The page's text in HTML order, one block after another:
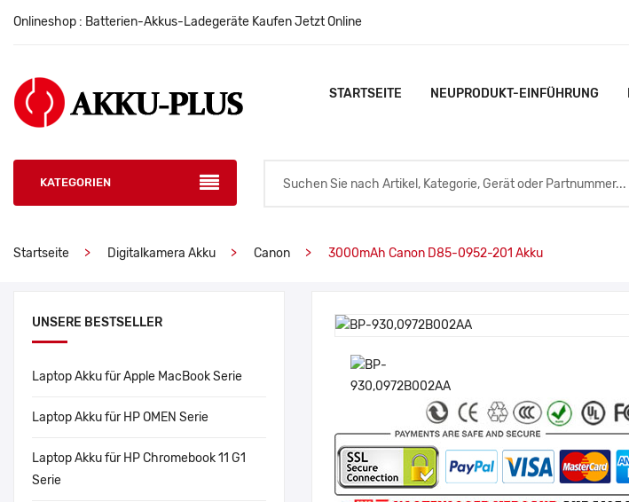
Onlineshop : Batterien-Akkus-Ladegeräte Kaufen Jetzt Online
STARTSEITE NEUPRODUKT-EINFÜHRUNG
KATEGORIEN
Startseite Digitalkamera Akku Canon 3000mAh Canon D85-0952-201 Akku
UNSERE BESTSELLER
Laptop Akku für Apple MacBook Serie
Laptop Akku für HP OMEN Serie
Laptop Akku für HP Chromebook 11 G1
Serie